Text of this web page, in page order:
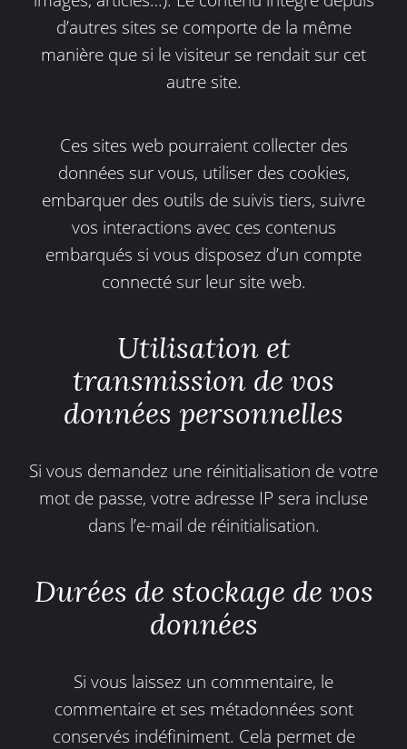
d’autres sites se comporte de la même
manière que si le visiteur se rendait sur cet
autre site.
Ces sites web pourraient collecter des
données sur vous, utiliser des cookies,
embarquer des outils de suivis tiers, suivre
vos interactions avec ces contenus
embarqués si vous disposez d’un compte
connecté sur leur site web.
Utilisation et
transmission de vos
données personnelles
Si vous demandez une réinitialisation de votre
mot de passe, votre adresse IP sera incluse
dans l’e-mail de réinitialisation.
Durées de stockage de vos
données
Si vous laissez un commentaire, le
commentaire et ses métadonnées sont
conservés indéfiniment. Cela permet de